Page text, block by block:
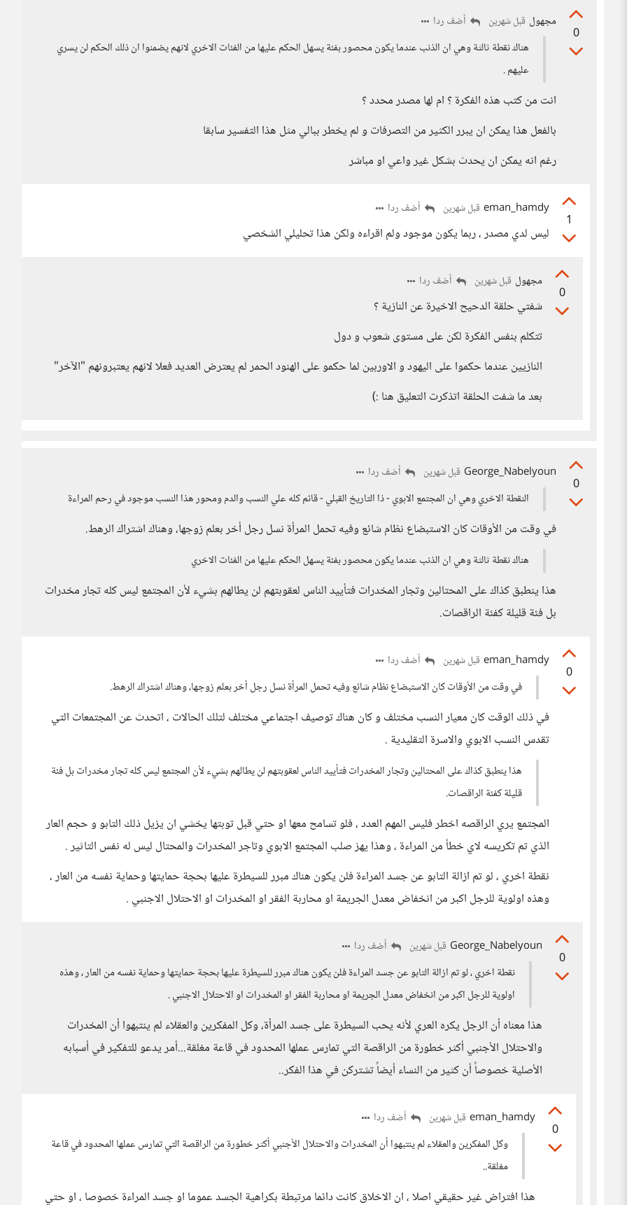
0
مجهول قبل شهرين
أضف ردا
هناك نقطة ثالثة وهي ان الذنب عندما يكون محصور بفئة يسهل الحكم عليها من الفئات الاخري لانهم يضمنوا ان ذلك الحكم لن يسري
عليهم .
انت من كتب هذه الفكرة ؟ ام لها مصدر محدد ؟
بالفعل هذا يمكن ان يبرر الكثير من التصرفات و لم يخطر ببالي مثل هذا التفسير سابقا
رغم انه يمكن ان يحدث بشكل غير واعي او مباشر
1
eman_hamdy قبل شهرين أضف ردا
ليس لدي مصدر ، ربما يكون موجود ولم اقراءه ولكن هذا تحليلي الشخصي
0
مجهول قبل شهرين أضف ردا
شفتي حلقة الدحيح الاخيرة عن النازية ؟
تتكلم بنفس الفكرة لكن على مستوى شعوب و دول
النازيين عندما حكموا على اليهود و الاوربين لما حكمو على الهنود الحمر لم يعترض العديد فعلا لانهم يعتبرونهم "الآخر"
بعد ما شفت الحلقة اتذكرت التعليق هنا :)
0
George_Nabelyoun قبل شهرين
أضف ردا
النقطة الاخري وهي ان المجتمع الابوي - ذا التاريخ القبلي - قائم كله علي النسب والدم ومحور هذا النسب موجود في رحم المراءة
في وقت من الأوقات كان الاستبضاع نظام شائع وفيه تحمل المرأة نسل رجل أخر بعلم زوجها، وهناك اشتراك الرهط.
هناك نقطة ثالثة وهي ان الذنب عندما يكون محصور بفئة يسهل الحكم عليها من الفئات الاخري
هذا ينطبق كذاك على المحتالين وتجار المخدرات فتأييد الناس لعقوبتهم لن يطالهم بشيء لأن المجتمع ليس كله تجار مخدرات
بل فئة قليلة كفئة الراقصات.
0
eman_hamdy قبل شهرين
أضف ردا
في وقت من الأوقات كان الاستبضاع نظام شائع وفيه تحمل المرأة نسل رجل أخر بعلم زوجها، وهناك اشتراك الرهط.
في ذلك الوقت كان معيار النسب مختلف و كان هناك توصيف اجتماعي مختلف لتلك الحالات ، اتحدث عن المجتمعات التي
تقدس النسب الابوي والاسرة التقليدية .
هذا ينطبق كذاك على المحتالين وتجار المخدرات فتأييد الناس لعقوبتهم لن يطالهم بشيء لأن المجتمع ليس كله تجار مخدرات بل فئة
قليلة كفئة الراقصات.
المجتمع يري الراقصه اخطر فليس المهم العدد ، فلو تسامح معها او حتي قبل توبتها يخشي ان يزيل ذلك التابو و حجم العار
الذي تم تكريسه لاي خطأ من المراءة ، وهذا يهز صلب المجتمع الابوي وتاجر المخدرات والمحتال ليس له نفس التاثير .
نقطة اخري ، لو تم ازالة التابو عن جسد المراءة فلن يكون هناك مبرر للسيطرة عليها بحجة حمايتها وحماية نفسه من العار ،
وهذه اولوية للرجل اكبر من انخفاض معدل الجريمة او محاربة الفقر او المخدرات او الاحتلال الاجنبي .
0
George_Nabelyoun قبل شهرين
أضف ردا
نقطة اخري ، لو تم ازالة التابو عن جسد المراءة فلن يكون هناك مبرر للسيطرة عليها بحجة حمايتها وحماية نفسه من العار ، وهذه
اولوية للرجل اكبر من انخفاض معدل الجريمة او محاربة الفقر او المخدرات او الاحتلال الاجنبي .
هذا معناه أن الرجل يكره العري لأنه يحب السيطرة على جسد المرأة، وكل المفكرين والعقلاء لم ينتبهوا أن المخدرات
والاحتلال الأجنبي أكثر خطورة من الراقصة التي تمارس عملها المحدود في قاعة مغلقة...أمر يدعو للتفكير في أسبابه
الأصلية خصوصاً أن كثير من النساء أيضاً تشتركن في هذا الفكر..
0
eman_hamdy قبل شهرين
أضف ردا
وكل المفكرين والعقلاء لم ينتبهوا أن المخدرات والاحتلال الأجنبي أكثر خطورة من الراقصة التي تمارس عملها المحدود في قاعة
مغلقة..
هذا افتراض غير حقيقي اصلا ، ان الاخلاق كانت دائما مرتبطة بكراهية الجسد عموما او جسد المراءة خصوصا ، او حتي